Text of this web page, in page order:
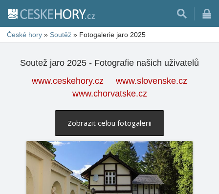
České hory » Soutěž » Fotogalerie jaro 2025
Soutež jaro 2025 - Fotografie našich uživatelů
www.ceskehory.cz
www.slovenske.cz
www.chorvatske.cz
Zobrazit celou fotogalerii